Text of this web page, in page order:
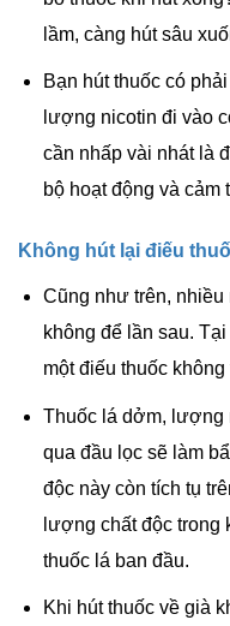
lầm, càng hút sâu
Bạn hút thuốc có
lượng nicotin đi vào
cần nhấp vài nhát là
bộ hoạt động và cảm
Không hút lại điếu
Cũng như trên,
không để lần sau.
một điếu thuốc
Thuốc lá dởm, lượng
qua đầu lọc sẽ làm
độc này còn tích tụ
lượng chất độc
thuốc lá ban đầu.
Khi hút thuốc về già